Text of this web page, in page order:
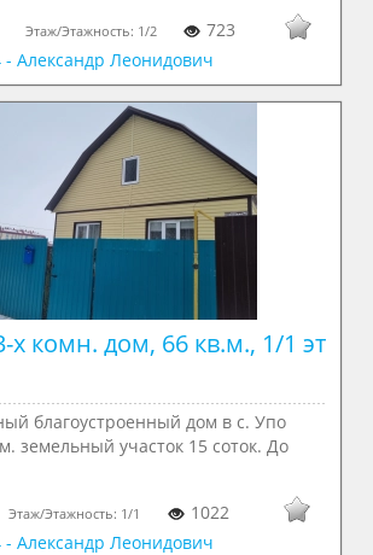
Этаж/Этажность: 1/2
723
- Александр Леонидович
х комн. дом, 66 кв.м., 1/1 эт
благоустроенный дом в с. Упо
земельный участок 15 соток. До
Этаж/Этажность: 1/1
1022
- Александр Леонидович